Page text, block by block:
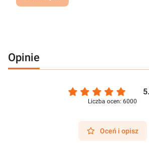
Opinie
Liczba ocen: 6000
Oceń i opisz